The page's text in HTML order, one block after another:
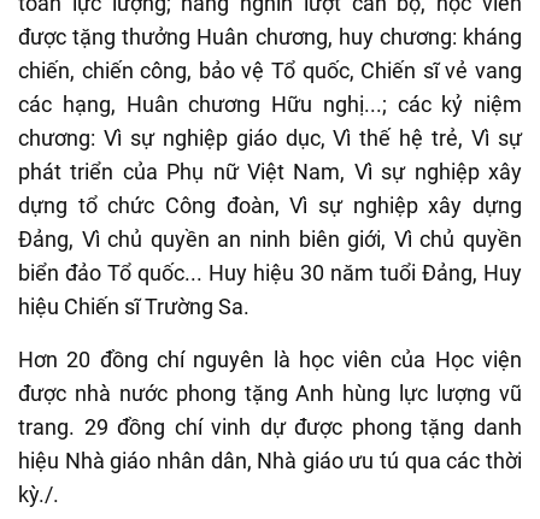
được tặng thưởng Huân chương, huy chương: kháng
chiến, chiến công, bảo vệ Tổ quốc, Chiến sĩ vẻ vang
các hạng, Huân chương Hữu nghị...; các kỷ niệm
chương: Vì sự nghiệp giáo dục, Vì thế hệ trẻ, Vì sự
phát triển của Phụ nữ Việt Nam, Vì sự nghiệp xây
dựng tổ chức Công đoàn, Vì sự nghiệp xây dựng
Đảng, Vì chủ quyền an ninh biên giới, Vì chủ quyền
biển đảo Tổ quốc... Huy hiệu 30 năm tuổi Đảng, Huy
hiệu Chiến sĩ Trường Sa.
Hơn 20 đồng chí nguyên là học viên của Học viện
được nhà nước phong tặng Anh hùng lực lượng vũ
trang. 29 đồng chí vinh dự được phong tặng danh
hiệu Nhà giáo nhân dân, Nhà giáo ưu tú qua các thời
kỳ./.